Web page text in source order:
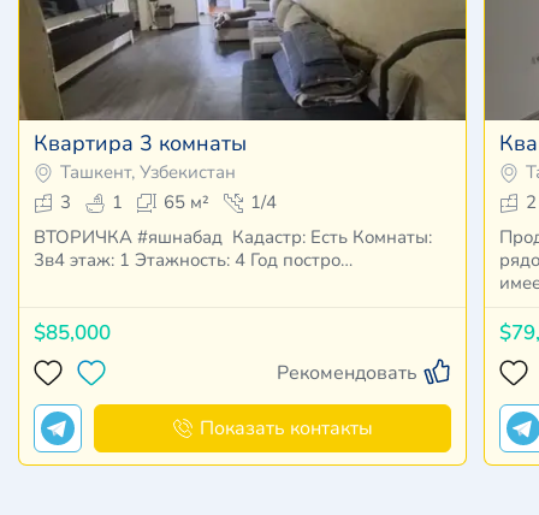
Квартира 3 комнаты
Ташкент, Узбекистан
3
1 65 м²
1/4
ВТОРИЧКА #яшнабад Кадастр: Есть Комнаты:
3в4 этаж: 1 Этажность: 4 Год постро…
$85,000
Рекомендовать
Показать контакты
2